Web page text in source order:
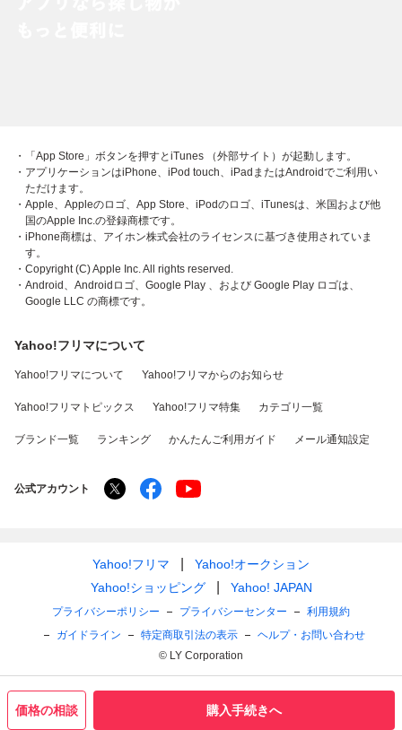
価格の相談 購入手続きへ
・「App Store」ボタンを押すとiTunes （外部サイト）が起動します。
・アプリケーションはiPhone、iPod touch、iPadまたはAndroidでご利用い
ただけます。
・Apple、Appleのロゴ、App Store、iPodのロゴ、iTunesは、米国および他
国のApple Inc.の登録商標です。
・iPhone商標は、アイホン株式会社のライセンスに基づき使用されていま
す。
・Copyright (C) Apple Inc. All rights reserved.
・Android、Androidロゴ、Google Play 、および Google Play ロゴは、
Google LLC の商標です。
Yahoo!フリマについて
Yahoo!フリマについて Yahoo!フリマからのお知らせ
Yahoo!フリマトピックス Yahoo!フリマ特集 カテゴリ一覧
ブランド一覧 ランキング かんたんご利用ガイド メール通知設定
公式アカウント
Yahoo!フリマ
Yahoo!オークション
Yahoo!ショッピング
Yahoo! JAPAN
プライバシーポリシー プライバシーセンター
利用規約
ガイドライン
特定商取引法の表示
ヘルプ・お問い合わせ
© LY Corporation